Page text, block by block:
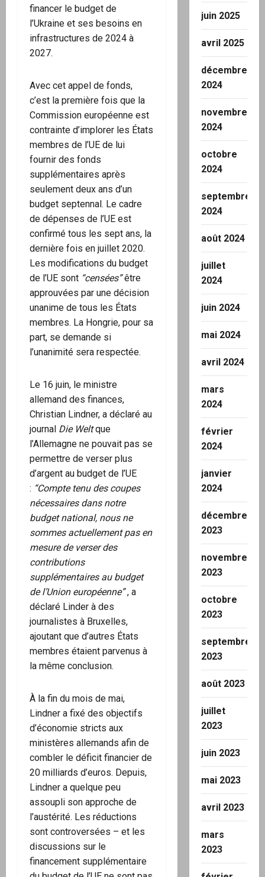
financer le budget de
l’Ukraine et ses besoins en
infrastructures de 2024 à
2027.
Avec cet appel de fonds,
c’est la première fois que la
Commission européenne est
contrainte d’implorer les États
membres de l’UE de lui
fournir des fonds
supplémentaires après
seulement deux ans d’un
budget septennal. Le cadre
de dépenses de l’UE est
confirmé tous les sept ans, la
dernière fois en juillet 2020.
Les modifications du budget
de l’UE sont “censées”être
approuvées par une décision
unanime de tous les États
membres. La Hongrie, pour sa
part, se demande si
l’unanimité sera respectée.
Le 16 juin, le ministre
allemand des finances,
Christian Lindner, a déclaré au
journal Die Weltque
l’Allemagne ne pouvait pas se
permettre de verser plus
d’argent au budget de l’UE
: “Compte tenu des coupes
nécessaires dans notre
budget national, nous ne
sommes actuellement pas en
mesure de verser des
contributions
supplémentaires au budget
de l’Union européenne”, a
déclaré Linder à des
journalistes à Bruxelles,
ajoutant que d’autres États
membres étaient parvenus à
la même conclusion.
À la fin du mois de mai,
Lindner a fixé des objectifs
d’économie stricts aux
ministères allemands afin de
combler le déficit financier de
20 milliards d’euros. Depuis,
Lindner a quelque peu
assoupli son approche de
l’austérité. Les réductions
sont controversées – et les
discussions sur le
financement supplémentaire
juin 2025
avril 2025
décembre
2024
novembre
2024
octobre
2024
septembre
2024
août 2024
juillet
2024
juin 2024
mai 2024
avril 2024
mars
2024
février
2024
janvier
2024
décembre
2023
novembre
2023
octobre
2023
septembre
2023
août 2023
juillet
2023
juin 2023
mai 2023
avril 2023
mars
2023